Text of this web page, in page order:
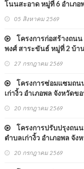
โนนสะอาด หมู่ที่ 6 อำเภ
05 สิงหาคม 2569
โครงการก่อสร้างถนน
พงศ์ สาระขันธ์ หมู่ที่ 2 บ้า
27 กรกฎาคม 2569
โครงการซ่อมแซมถน
เก่างิ้ว อำเภอพล จังหวัดข
20 กรกฎาคม 2569
โครงการปรับปรุงถน
ตำบลเก่างิ้ว อำเภอพล จั
20 กรกฎาคม 2569